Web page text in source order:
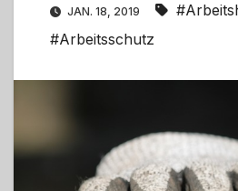
JAN. 18, 2019
#Arbeitsschutz